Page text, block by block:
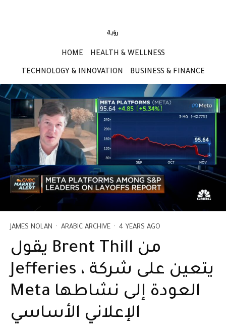
HOME HEALTH & WELLNESS
TECHNOLOGY & INNOVATION BUSINESS & FINANCE
JAMES NOLAN · ARABIC ARCHIVE · 4 YEARS AGO
يقول Brent Thill من
Jefferies ، يتعين على شركة
Meta العودة إلى نشاطها
الإعلاني الأساسي